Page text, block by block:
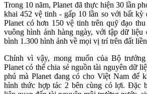
Trong 10 năm, Planet đã thực hiện 30 lần
khai 452 vệ tinh - gấp 10 lần so với bất kỳ
Planet có hơn 150 vệ tinh trên quỹ đạo
vuông hình ảnh hàng ngày, với tập dữ
bình 1.300 hình ảnh về mọi vị trí trên đất
Chính vì vậy, mong muốn của Bộ
Planet có thể chia sẻ nguồn tài nguyên dữ
phú mà Planet đang có cho Việt Nam để
hình thức hợp tác 2 bên cùng có lợi. Đặc